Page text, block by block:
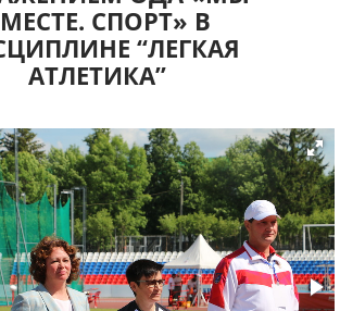
СПОРТ» В
“ЛЕГКАЯ
АТЛЕТИКА”